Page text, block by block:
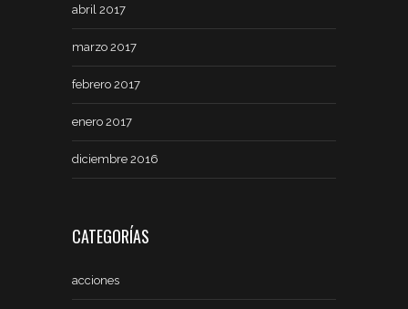
abril 2017
marzo 2017
febrero 2017
enero 2017
diciembre 2016
CATEGORÍAS
acciones